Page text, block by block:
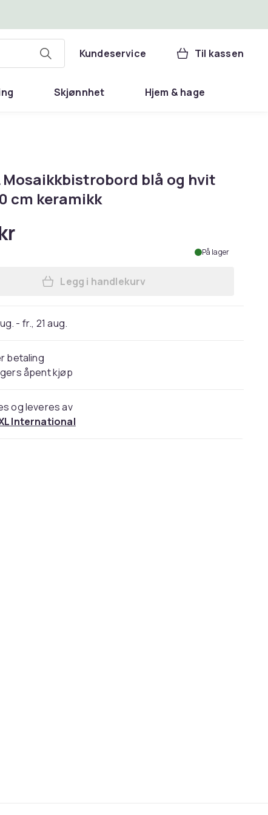
Kundeservice Til kassen
Skjønnhet Hjem & hage
Mosaikkbistrobord blå og hvit
cm keramikk
På lager
Legg vidaXL Mosaikkbistrobord
Legg i handlekurv
- fr., 21 aug.
betaling
åpent kjøp
og leveres av
International